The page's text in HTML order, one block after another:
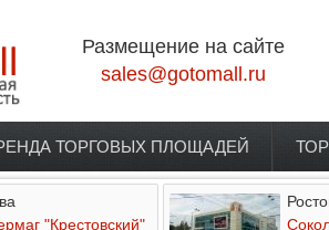
Размещение на сайте
sales@gotomall.ru
ТОРГОВЫХ ПЛОЩАДЕЙ
"Крестовский"